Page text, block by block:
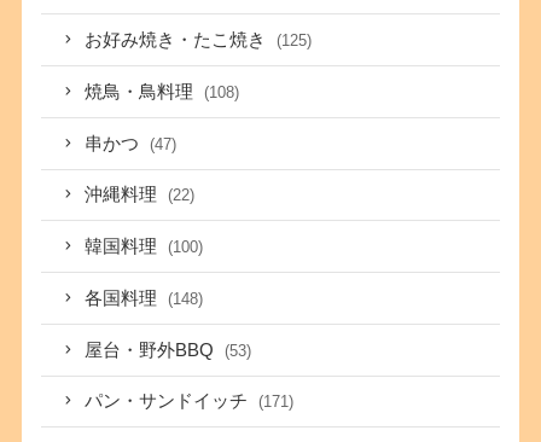
お好み焼き・たこ焼き (125)
焼鳥・鳥料理 (108)
串かつ (47)
沖縄料理 (22)
韓国料理 (100)
各国料理 (148)
屋台・野外BBQ (53)
パン・サンドイッチ (171)